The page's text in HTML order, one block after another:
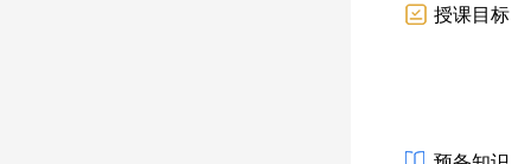
授课目标